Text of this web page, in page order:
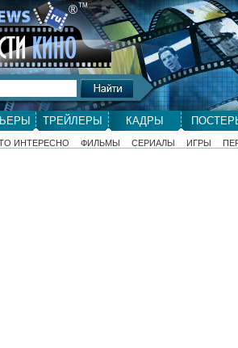
®ТМ
ТРЕЙЛЕРЫ КАДРЫ
ИНТЕРЕСНО ФИЛЬМЫ СЕРИАЛЫ ИГРЫ